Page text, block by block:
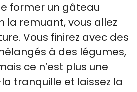
former un gâteau
la remuant, vous allez
Vous finirez avec des
à des légumes,
ce n’est plus une
tranquille et laissez la